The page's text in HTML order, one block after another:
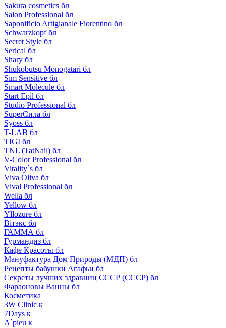
Sakura cosmetics бл
Salon Professional бл
Saponificio Artigianale Fiorentino бл
Schwarzkopf бл
Secret Style бл
Serical бл
Shary бл
Shukobutsu Monogatari бл
Sim Sensitive бл
Smart Molecule бл
Start Epil бл
Studio Professional бл
SuperСила бл
Syoss бл
T-LAB бл
TIGI бл
TNL (TatNail) бл
V-Color Professional бл
Vitality`s бл
Viva Oliva бл
Vival Professional бл
Wella бл
Yellow бл
Yllozure бл
Вiтэкс бл
ГАММА бл
Гурмандиз бл
Кафе Красоты бл
Мануфактура Дом Природы (МДП) бл
Рецепты бабушки Агафьи бл
Секреты лучших здравниц СССР (СССР) бл
Фараоновы Ванны бл
Косметика
3W Clinic к
7Days к
A`pieu к